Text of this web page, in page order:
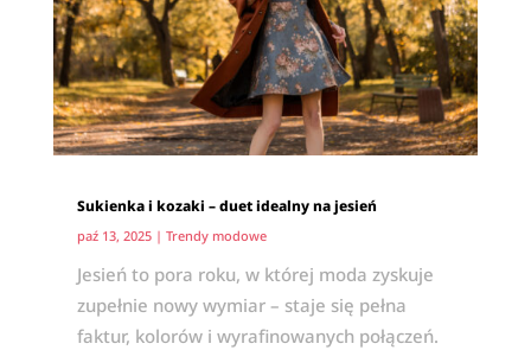
Sukienka i kozaki – duet idealny na jesień
paź 13, 2025| Trendy modowe
Jesień to pora roku, w której moda zyskuje
zupełnie nowy wymiar – staje się pełna
faktur, kolorów i wyrafinowanych połączeń.